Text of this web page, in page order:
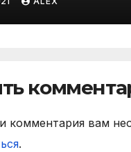
комментария вам
.